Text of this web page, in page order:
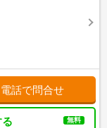
電話で問合せ
無料